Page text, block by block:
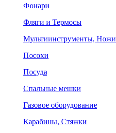
Фонари
Фляги и Термосы
Мультиинструменты, Ножи
Посохи
Посуда
Спальные мешки
Газовое оборудование
Карабины, Стяжки